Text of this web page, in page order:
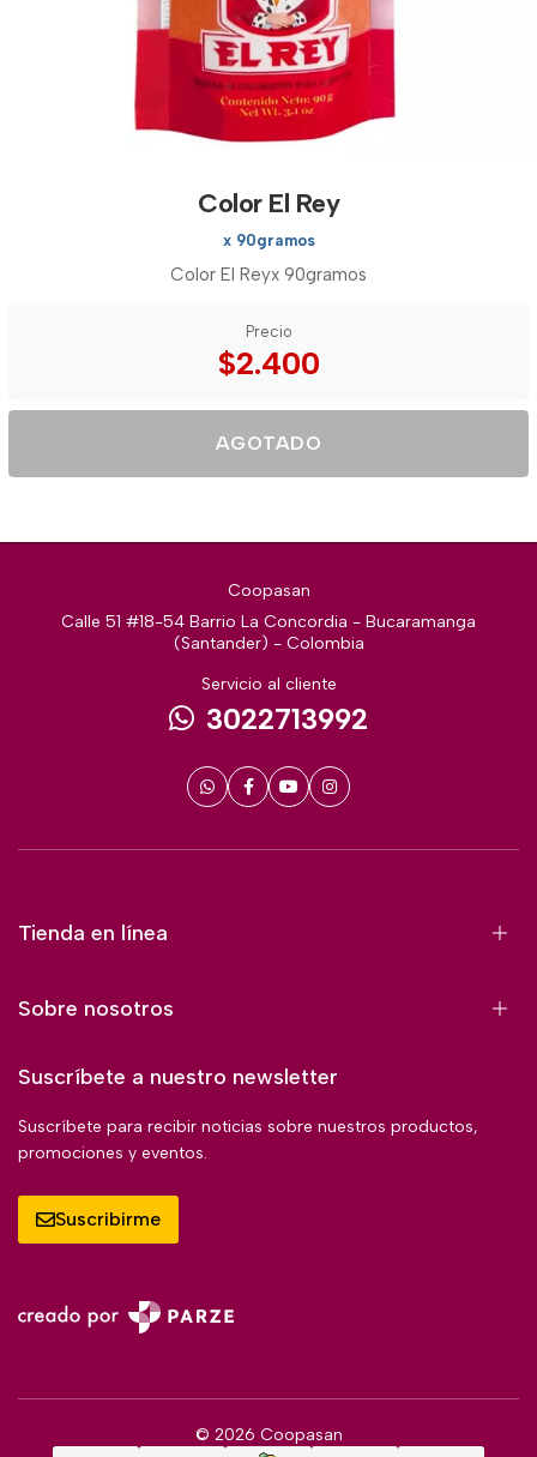
Color El Rey
x 90gramos
Color El Reyx 90gramos
Precio
$2.400
AGOTADO
Coopasan
Calle 51 #18-54 Barrio La Concordia - Bucaramanga
(Santander) - Colombia
Servicio al cliente
3022713992
Tienda en línea
Sobre nosotros
Suscríbete a nuestro newsletter
Suscríbete para recibir noticias sobre nuestros productos,
promociones y eventos.
Suscribirme
© 2026 Coopasan